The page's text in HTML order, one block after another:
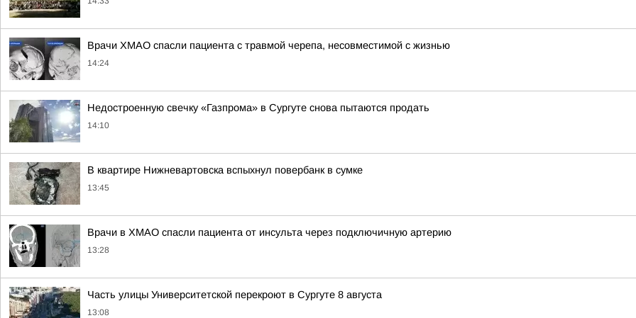
Врачи ХМАО спасли пациента с травмой черепа, несовместимой с жизнью
14:24
Недостроенную свечку «Газпрома» в Сургуте снова пытаются продать
14:10
В квартире Нижневартовска вспыхнул повербанк в сумке
13:45
Врачи в ХМАО спасли пациента от инсульта через подключичную артерию
13:28
Часть улицы Университетской перекроют в Сургуте 8 августа
13:08